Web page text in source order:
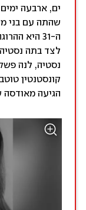
ים, ארבעה ימים
שהתה עם בני
ה-31 היא
הגיעה מאודסה